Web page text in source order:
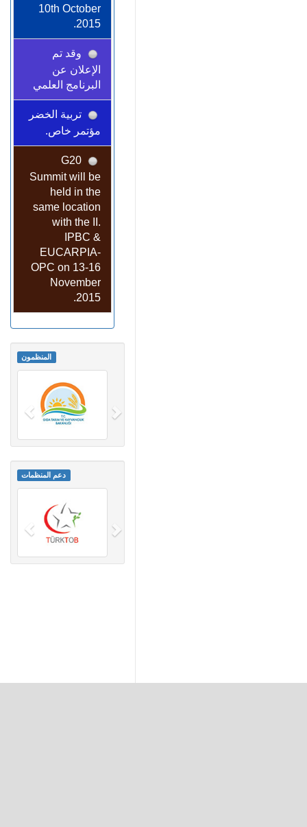
10th October
2015.
وقد تم
الإعلان عن
البرنامج العلمي
تربية الخضر
مؤتمر خاص.
G20
Summit will be
held in the
same location
with the II.
IPBC &
EUCARPIA-
OPC on 13-16
November
2015.
المنظمون
دعم المنظمات